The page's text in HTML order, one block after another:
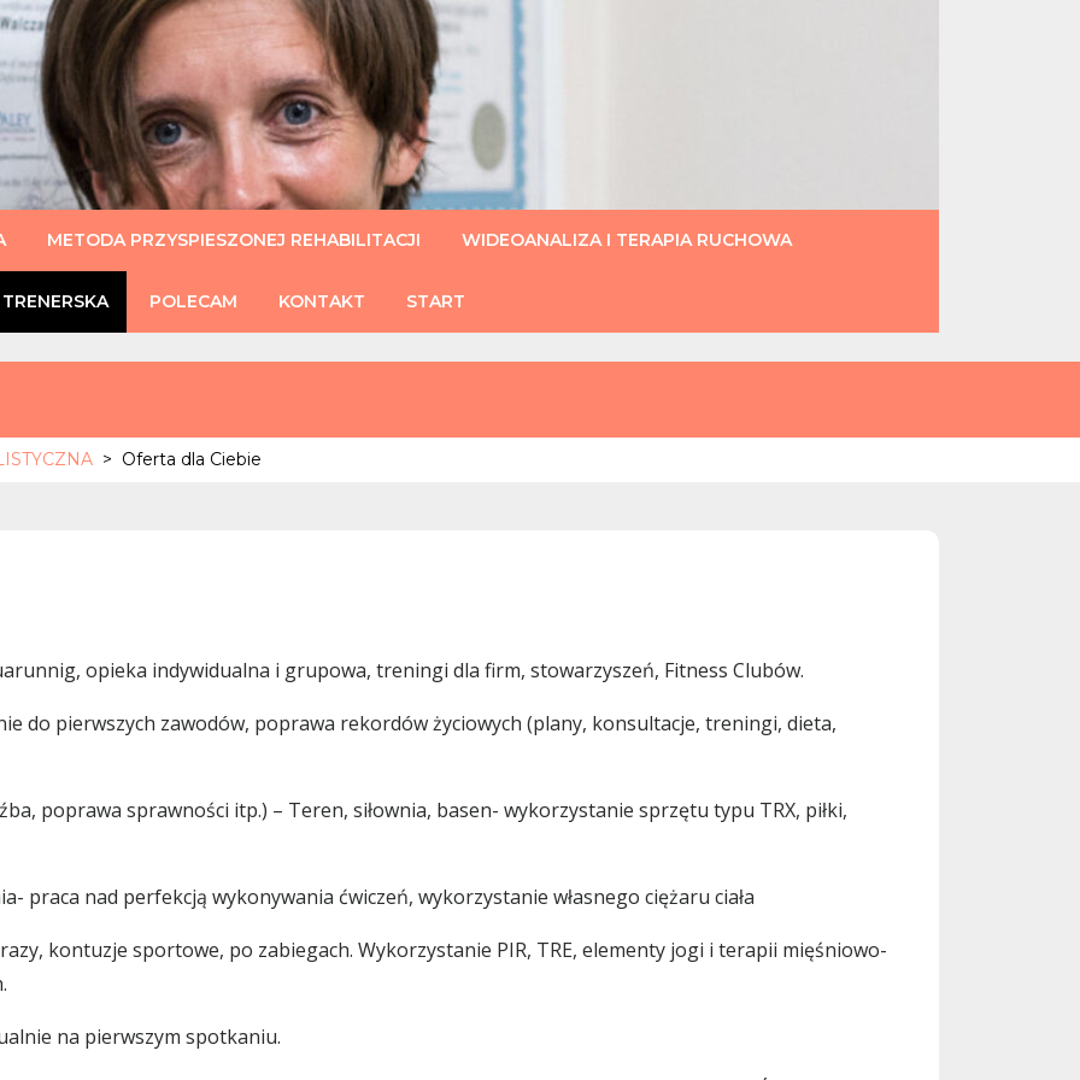
METODA PRZYSPIESZONEJ REHABILITACJI WIDEOANALIZA I TERAPIA RUCHOWA
POLECAM KONTAKT START
> Oferta dla Ciebie
opieka indywidualna i grupowa, treningi dla firm, stowarzyszeń, Fitness Clubów.
do pierwszych zawodów, poprawa rekordów życiowych (plany, konsultacje, treningi, dieta,
poprawa sprawności itp.) – Teren, siłownia, basen- wykorzystanie sprzętu typu TRX, piłki,
praca nad perfekcją wykonywania ćwiczeń, wykorzystanie własnego ciężaru ciała
kontuzje sportowe, po zabiegach. Wykorzystanie PIR, TRE, elementy jogi i terapii mięśniowo-
na pierwszym spotkaniu.